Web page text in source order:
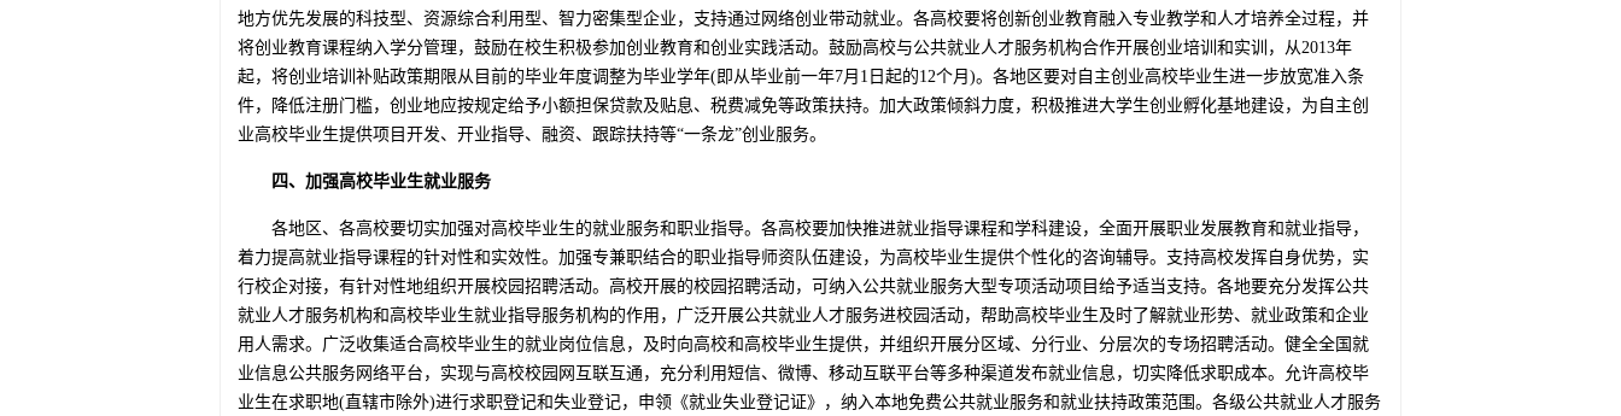
地方优先发展的科技型、资源综合利用型、智力密集型企业，支持通过网络创业带动就业。各高校要将创新创业教育融入专业教学和人才培养全过程，并
将创业教育课程纳入学分管理，鼓励在校生积极参加创业教育和创业实践活动。鼓励高校与公共就业人才服务机构合作开展创业培训和实训，从2013年
起，将创业培训补贴政策期限从目前的毕业年度调整为毕业学年(即从毕业前一年7月1日起的12个月)。各地区要对自主创业高校毕业生进一步放宽准入条
件，降低注册门槛，创业地应按规定给予小额担保贷款及贴息、税费减免等政策扶持。加大政策倾斜力度，积极推进大学生创业孵化基地建设，为自主创
业高校毕业生提供项目开发、开业指导、融资、跟踪扶持等“一条龙”创业服务。
四、加强高校毕业生就业服务
各地区、各高校要切实加强对高校毕业生的就业服务和职业指导。各高校要加快推进就业指导课程和学科建设，全面开展职业发展教育和就业指导，
着力提高就业指导课程的针对性和实效性。加强专兼职结合的职业指导师资队伍建设，为高校毕业生提供个性化的咨询辅导。支持高校发挥自身优势，实
行校企对接，有针对性地组织开展校园招聘活动。高校开展的校园招聘活动，可纳入公共就业服务大型专项活动项目给予适当支持。各地要充分发挥公共
就业人才服务机构和高校毕业生就业指导服务机构的作用，广泛开展公共就业人才服务进校园活动，帮助高校毕业生及时了解就业形势、就业政策和企业
用人需求。广泛收集适合高校毕业生的就业岗位信息，及时向高校和高校毕业生提供，并组织开展分区域、分行业、分层次的专场招聘活动。健全全国就
业信息公共服务网络平台，实现与高校校园网互联互通，充分利用短信、微博、移动互联平台等多种渠道发布就业信息，切实降低求职成本。允许高校毕
业生在求职地(直辖市除外)进行求职登记和失业登记，申领《就业失业登记证》，纳入本地免费公共就业服务和就业扶持政策范围。各级公共就业人才服务